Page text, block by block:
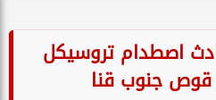
اصطدام تروسيكل
قوص جنوب قنا